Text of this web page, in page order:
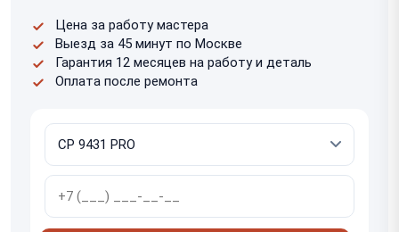
Цена за работу мастера
Выезд за 45 минут по Москве
Гарантия 12 месяцев на работу и деталь
Оплата после ремонта